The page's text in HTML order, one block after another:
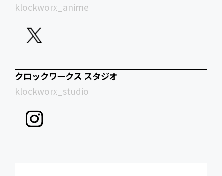
klockworx_anime
クロックワークス スタジオ
klockworx_studio